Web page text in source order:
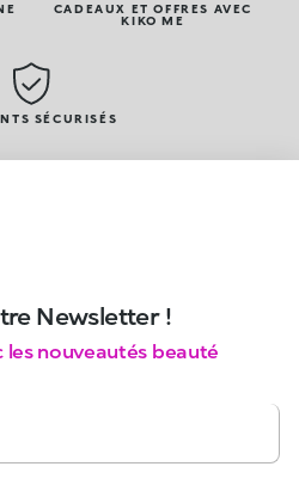
CADEAUX ET OFFRES AVEC
KIKO ME
SÉCURISÉS
Newsletter !
nouveautés beauté